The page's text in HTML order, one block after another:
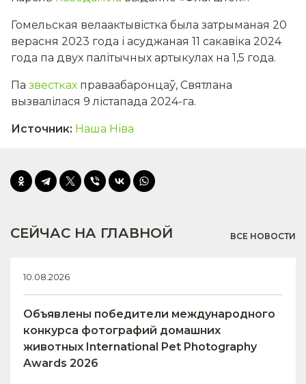
Гомельская велаактывістка была затрыманая 20
верасня 2023 года і асуджаная 11 сакавіка 2024
года па двух палітычных артыкулах на 1,5 года.
Па звестках праваабаронцаў, Святлана
вызвалілася 9 лістапада 2024-га.
Источник: Наша Ніва
СЕЙЧАС НА ГЛАВНОЙ ВСЕ НОВОСТИ
10.08.2026
Объявлены победители международного
конкурса фотографий домашних
животных International Pet Photography
Awards 2026